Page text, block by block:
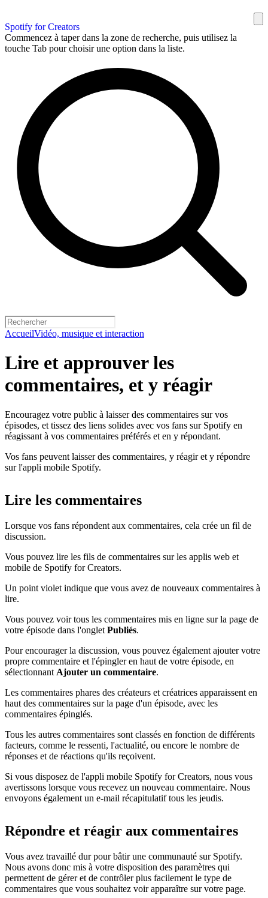
Spotify for Creators
Commencez à taper dans la zone de recherche, puis utilisez la
touche Tab pour choisir une option dans la liste.
AccueilVidéo, musique et interaction
Lire et approuver les
commentaires, et y réagir
Encouragez votre public à laisser des commentaires sur vos
épisodes, et tissez des liens solides avec vos fans sur Spotify en
réagissant à vos commentaires préférés et en y répondant.
Vos fans peuvent laisser des commentaires, y réagir et y répondre
sur l'appli mobile Spotify.
Lire les commentaires
Lorsque vos fans répondent aux commentaires, cela crée un fil de
discussion.
Vous pouvez lire les fils de commentaires sur les applis web et
mobile de Spotify for Creators.
Un point violet indique que vous avez de nouveaux commentaires à
lire.
Vous pouvez voir tous les commentaires mis en ligne sur la page de
votre épisode dans l'onglet Publiés.
Pour encourager la discussion, vous pouvez également ajouter votre
propre commentaire et l'épingler en haut de votre épisode, en
sélectionnant Ajouter un commentaire.
Les commentaires phares des créateurs et créatrices apparaissent en
haut des commentaires sur la page d'un épisode, avec les
commentaires épinglés.
Tous les autres commentaires sont classés en fonction de différents
facteurs, comme le ressenti, l'actualité, ou encore le nombre de
réponses et de réactions qu'ils reçoivent.
Si vous disposez de l'appli mobile Spotify for Creators, nous vous
avertissons lorsque vous recevez un nouveau commentaire. Nous
envoyons également un e-mail récapitulatif tous les jeudis.
Répondre et réagir aux commentaires
Vous avez travaillé dur pour bâtir une communauté sur Spotify.
Nous avons donc mis à votre disposition des paramètres qui
permettent de gérer et de contrôler plus facilement le type de
commentaires que vous souhaitez voir apparaître sur votre page.